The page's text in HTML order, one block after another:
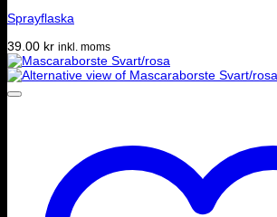
Sprayflaska
39.00 kr inkl. moms